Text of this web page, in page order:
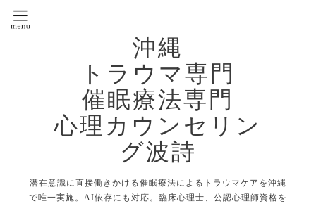
沖縄
トラウマ専門
催眠療法専門
心理カウンセリン
グ波詩
潜在意識に直接働きかける催眠療法によるトラウマケアを沖縄
で唯一実施。AI依存にも対応。臨床心理士、公認心理師資格を